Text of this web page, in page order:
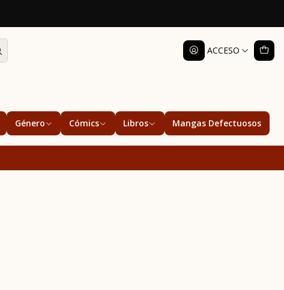
ACCESO
Género Cómics Libros Mangas Defectuosos